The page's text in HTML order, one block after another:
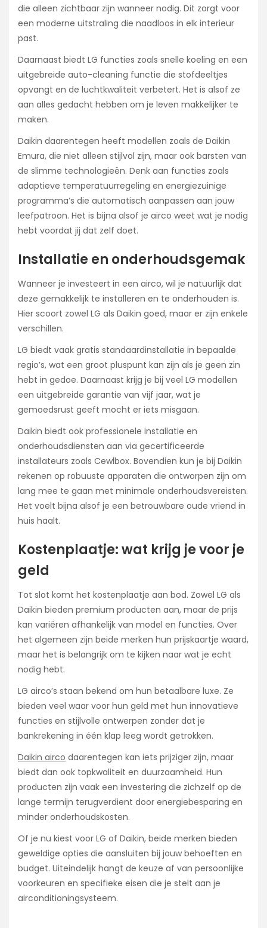
die alleen zichtbaar zijn wanneer nodig. Dit zorgt voor
een moderne uitstraling die naadloos in elk interieur
past.
Daarnaast biedt LG functies zoals snelle koeling en een
uitgebreide auto-cleaning functie die stofdeeltjes
opvangt en de luchtkwaliteit verbetert. Het is alsof ze
aan alles gedacht hebben om je leven makkelijker te
maken.
Daikin daarentegen heeft modellen zoals de Daikin
Emura, die niet alleen stijlvol zijn, maar ook barsten van
de slimme technologieën. Denk aan functies zoals
adaptieve temperatuurregeling en energiezuinige
programma’s die automatisch aanpassen aan jouw
leefpatroon. Het is bijna alsof je airco weet wat je nodig
hebt voordat jij dat zelf doet.
Installatie en onderhoudsgemak
Wanneer je investeert in een airco, wil je natuurlijk dat
deze gemakkelijk te installeren en te onderhouden is.
Hier scoort zowel LG als Daikin goed, maar er zijn enkele
verschillen.
LG biedt vaak gratis standaardinstallatie in bepaalde
regio’s, wat een groot pluspunt kan zijn als je geen zin
hebt in gedoe. Daarnaast krijg je bij veel LG modellen
een uitgebreide garantie van vijf jaar, wat je
gemoedsrust geeft mocht er iets misgaan.
Daikin biedt ook professionele installatie en
onderhoudsdiensten aan via gecertificeerde
installateurs zoals Cewlbox. Bovendien kun je bij Daikin
rekenen op robuuste apparaten die ontworpen zijn om
lang mee te gaan met minimale onderhoudsvereisten.
Het voelt bijna alsof je een betrouwbare oude vriend in
huis haalt.
Kostenplaatje: wat krijg je voor je
geld
Tot slot komt het kostenplaatje aan bod. Zowel LG als
Daikin bieden premium producten aan, maar de prijs
kan variëren afhankelijk van model en functies. Over
het algemeen zijn beide merken hun prijskaartje waard,
maar het is belangrijk om te kijken naar wat je echt
nodig hebt.
LG airco’s staan bekend om hun betaalbare luxe. Ze
bieden veel waar voor hun geld met hun innovatieve
functies en stijlvolle ontwerpen zonder dat je
bankrekening in één klap leeg wordt getrokken.
Daikin airco daarentegen kan iets prijziger zijn, maar
biedt dan ook topkwaliteit en duurzaamheid. Hun
producten zijn vaak een investering die zichzelf op de
lange termijn terugverdient door energiebesparing en
minder onderhoudskosten.
Of je nu kiest voor LG of Daikin, beide merken bieden
geweldige opties die aansluiten bij jouw behoeften en
budget. Uiteindelijk hangt de keuze af van persoonlijke
voorkeuren en specifieke eisen die je stelt aan je
airconditioningsysteem.